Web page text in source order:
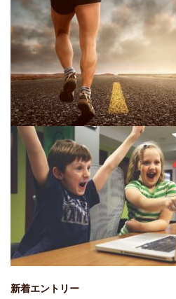
新着エントリー